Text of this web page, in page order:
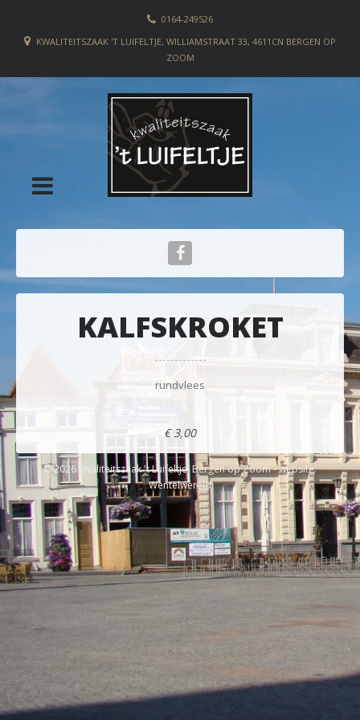
0164-249526
KWALITEITSZAAK 'T LUIFELTJE, WILLIAMSTRAAT 33, 4611CN BERGEN OP
ZOOM
KALFSKROKET
rundvlees
€ 3,00
© 2026 kwaliteitszaak 't Luifeltje, Bergen op Zoom - website:
Wentelwereld